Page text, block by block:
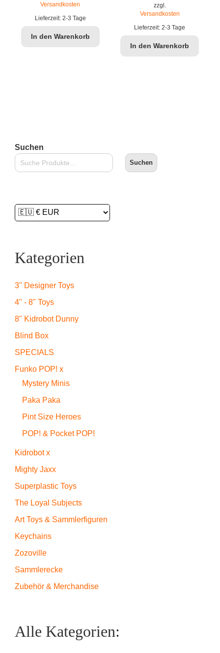
€4,90
Versandkosten
Lieferzeit: 2-3 Tage
In den Warenkorb
€4,90
zzgl.
Versandkosten
Lieferzeit:2-3 Tage
In den Warenkorb
Suchen
Suchen
Kategorien
3" Designer Toys
4" - 8" Toys
8" Kidrobot Dunny
Blind Box
SPECIALS
Funko POP! x
Mystery Minis
Paka Paka
Pint Size Heroes
POP! & Pocket POP!
Kidrobot x
Mighty Jaxx
Superplastic Toys
The Loyal Subjects
Art Toys & Sammlerfiguren
Keychains
Zozoville
Sammlerecke
Zubehör & Merchandise
Alle Kategorien: